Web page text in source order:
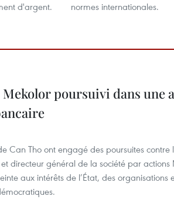
d'argent.
normes internationales.
poursuivi dans une
Can Tho ont engagé des poursuites contre
directeur général de la société par actions
aux intérêts de l’État, des organisations